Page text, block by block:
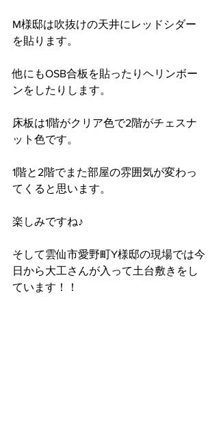
M様邸は吹抜けの天井にレッドシダー
を貼ります。
他にもOSB合板を貼ったりヘリンボー
ンをしたりします。
床板は1階がクリア色で2階がチェスナ
ット色です。
1階と2階でまた部屋の雰囲気が変わっ
てくると思います。
楽しみですね♪
そして雲仙市愛野町Y様邸の現場では今
日から大工さんが入って土台敷きをし
ています！！